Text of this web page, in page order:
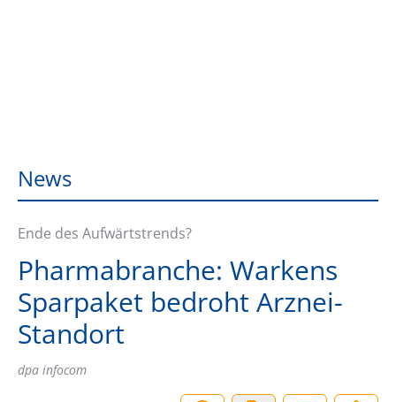
News
Ende des Aufwärtstrends?
Pharmabranche: Warkens
Sparpaket bedroht Arznei-
Standort
dpa infocom